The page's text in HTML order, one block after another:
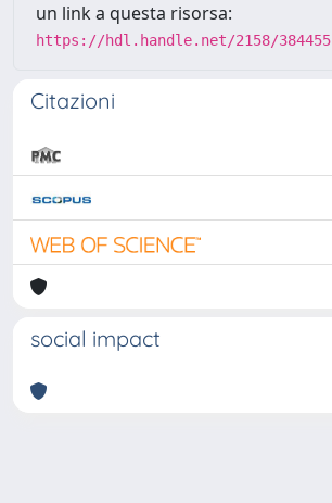
un link a questa risorsa:
https://hdl.handle.net/2158/384455
Citazioni
social impact